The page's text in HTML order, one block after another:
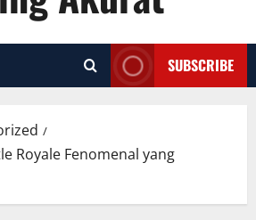
SUBSCRIBE
Royale Fenomenal yang